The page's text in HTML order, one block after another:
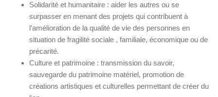
Solidarité et humanitaire : aider les autres ou se
surpasser en menant des projets qui contribuent à
l’amélioration de la qualité de vie des personnes en
situation de fragilité sociale , familiale, économique ou de
précarité.
Culture et patrimoine : transmission du savoir,
sauvegarde du patrimoine matériel, promotion de
créations artistiques et culturelles permettant de créer du